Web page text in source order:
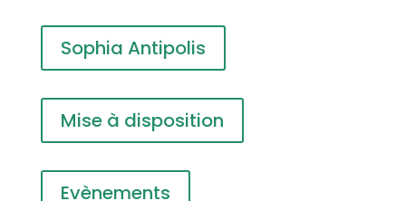
Sophia Antipolis
Mise à disposition
Evènements